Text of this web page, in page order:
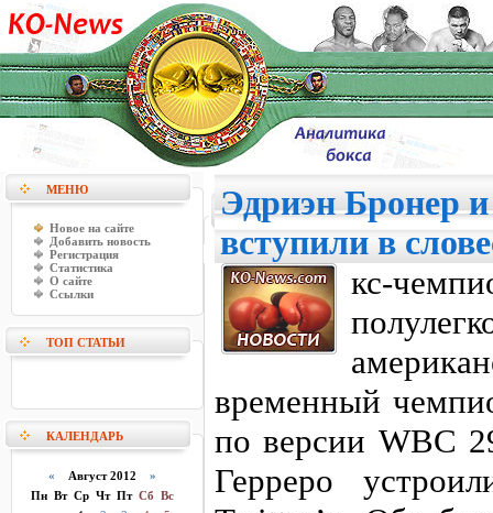
МЕНЮ
Новое на сайте
Добавить новость
Регистрация
Статистика
О сайте
Ссылки
ТОП СТАТЬИ
КАЛЕНДАРЬ
« Август 2012 »
Пн Вт Ср Чт Пт Сб Вс
Эдриэн Бронер
вступили в
кс-
временный
по версии WBC
Герреро